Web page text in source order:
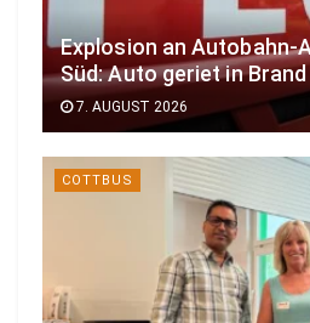
Explosion an
Süd: Auto geriet in Brand
7. AUGUST 2026
COTTBUS